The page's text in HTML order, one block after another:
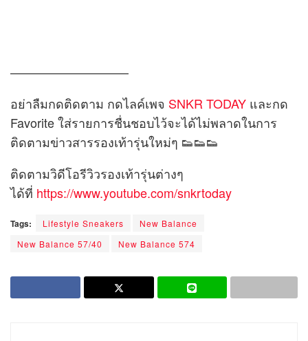
—————————–
อย่าลืมกดติดตาม กดไลค์เพจ SNKR TODAY และกด
Favorite ใส่รายการชื่นชอบไว้จะได้ไม่พลาดในการ
ติดตามข่าวสารรองเท้ารุ่นใหม่ๆ 👟👟👟
ติดตามวิดีโอรีวิวรองเท้ารุ่นต่างๆ
ได้ที่ https://www.youtube.com/snkrtoday
Tags: Lifestyle Sneakers
New Balance
New Balance 57/40
New Balance 574